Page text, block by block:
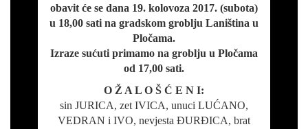
obavit će se dana 19. kolovoza 2017. (subota)
u 18,00 sati na gradskom groblju Laniština u
Pločama.
Izraze sućuti primamo na groblju u Pločama
od 17,00 sati.
O Ž A L O Š Ć E N I:
sin JURICA, zet IVICA, unuci LUĆANO,
VEDRAN i IVO, nevjesta ĐURĐICA, brat